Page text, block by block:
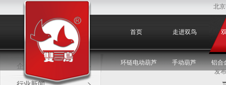
北
首页 走进双鸟
环链电动葫芦 手动葫芦 铝合
媒体聚焦
企业新闻
发